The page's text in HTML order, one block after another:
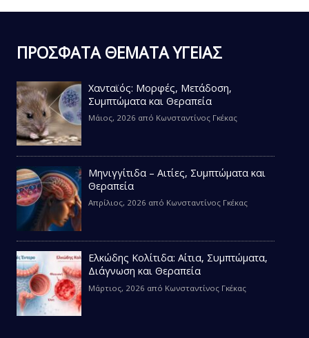
ΠΡΟΣΦΑΤΑ ΘΕΜΑΤΑ ΥΓΕΙΑΣ
Χανταϊός: Μορφές, Μετάδοση,
Συμπτώματα και Θεραπεία
Μάιος, 2026 από Κωνσταντίνος Γκέκας
Μηνιγγίτιδα – Αιτίες, Συμπτώματα και
Θεραπεία
Απρίλιος, 2026 από Κωνσταντίνος Γκέκας
Ελκώδης Κολίτιδα: Αίτια, Συμπτώματα,
Διάγνωση και Θεραπεία
Μάρτιος, 2026 από Κωνσταντίνος Γκέκας